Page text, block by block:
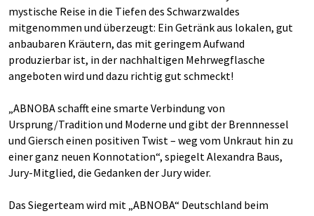
mystische Reise in die Tiefen des Schwarzwaldes
mitgenommen und überzeugt: Ein Getränk aus lokalen, gut
anbaubaren Kräutern, das mit geringem Aufwand
produzierbar ist, in der nachhaltigen Mehrwegflasche
angeboten wird und dazu richtig gut schmeckt!
„ABNOBA schafft eine smarte Verbindung von
Ursprung/Tradition und Moderne und gibt der Brennnessel
und Giersch einen positiven Twist – weg vom Unkraut hin zu
einer ganz neuen Konnotation“, spiegelt Alexandra Baus,
Jury-Mitglied, die Gedanken der Jury wider.
Das Siegerteam wird mit „ABNOBA“ Deutschland beim